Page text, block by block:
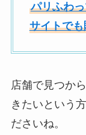
パリふわ
サイトで
店舗で見つか
きたいという方
ださいね。